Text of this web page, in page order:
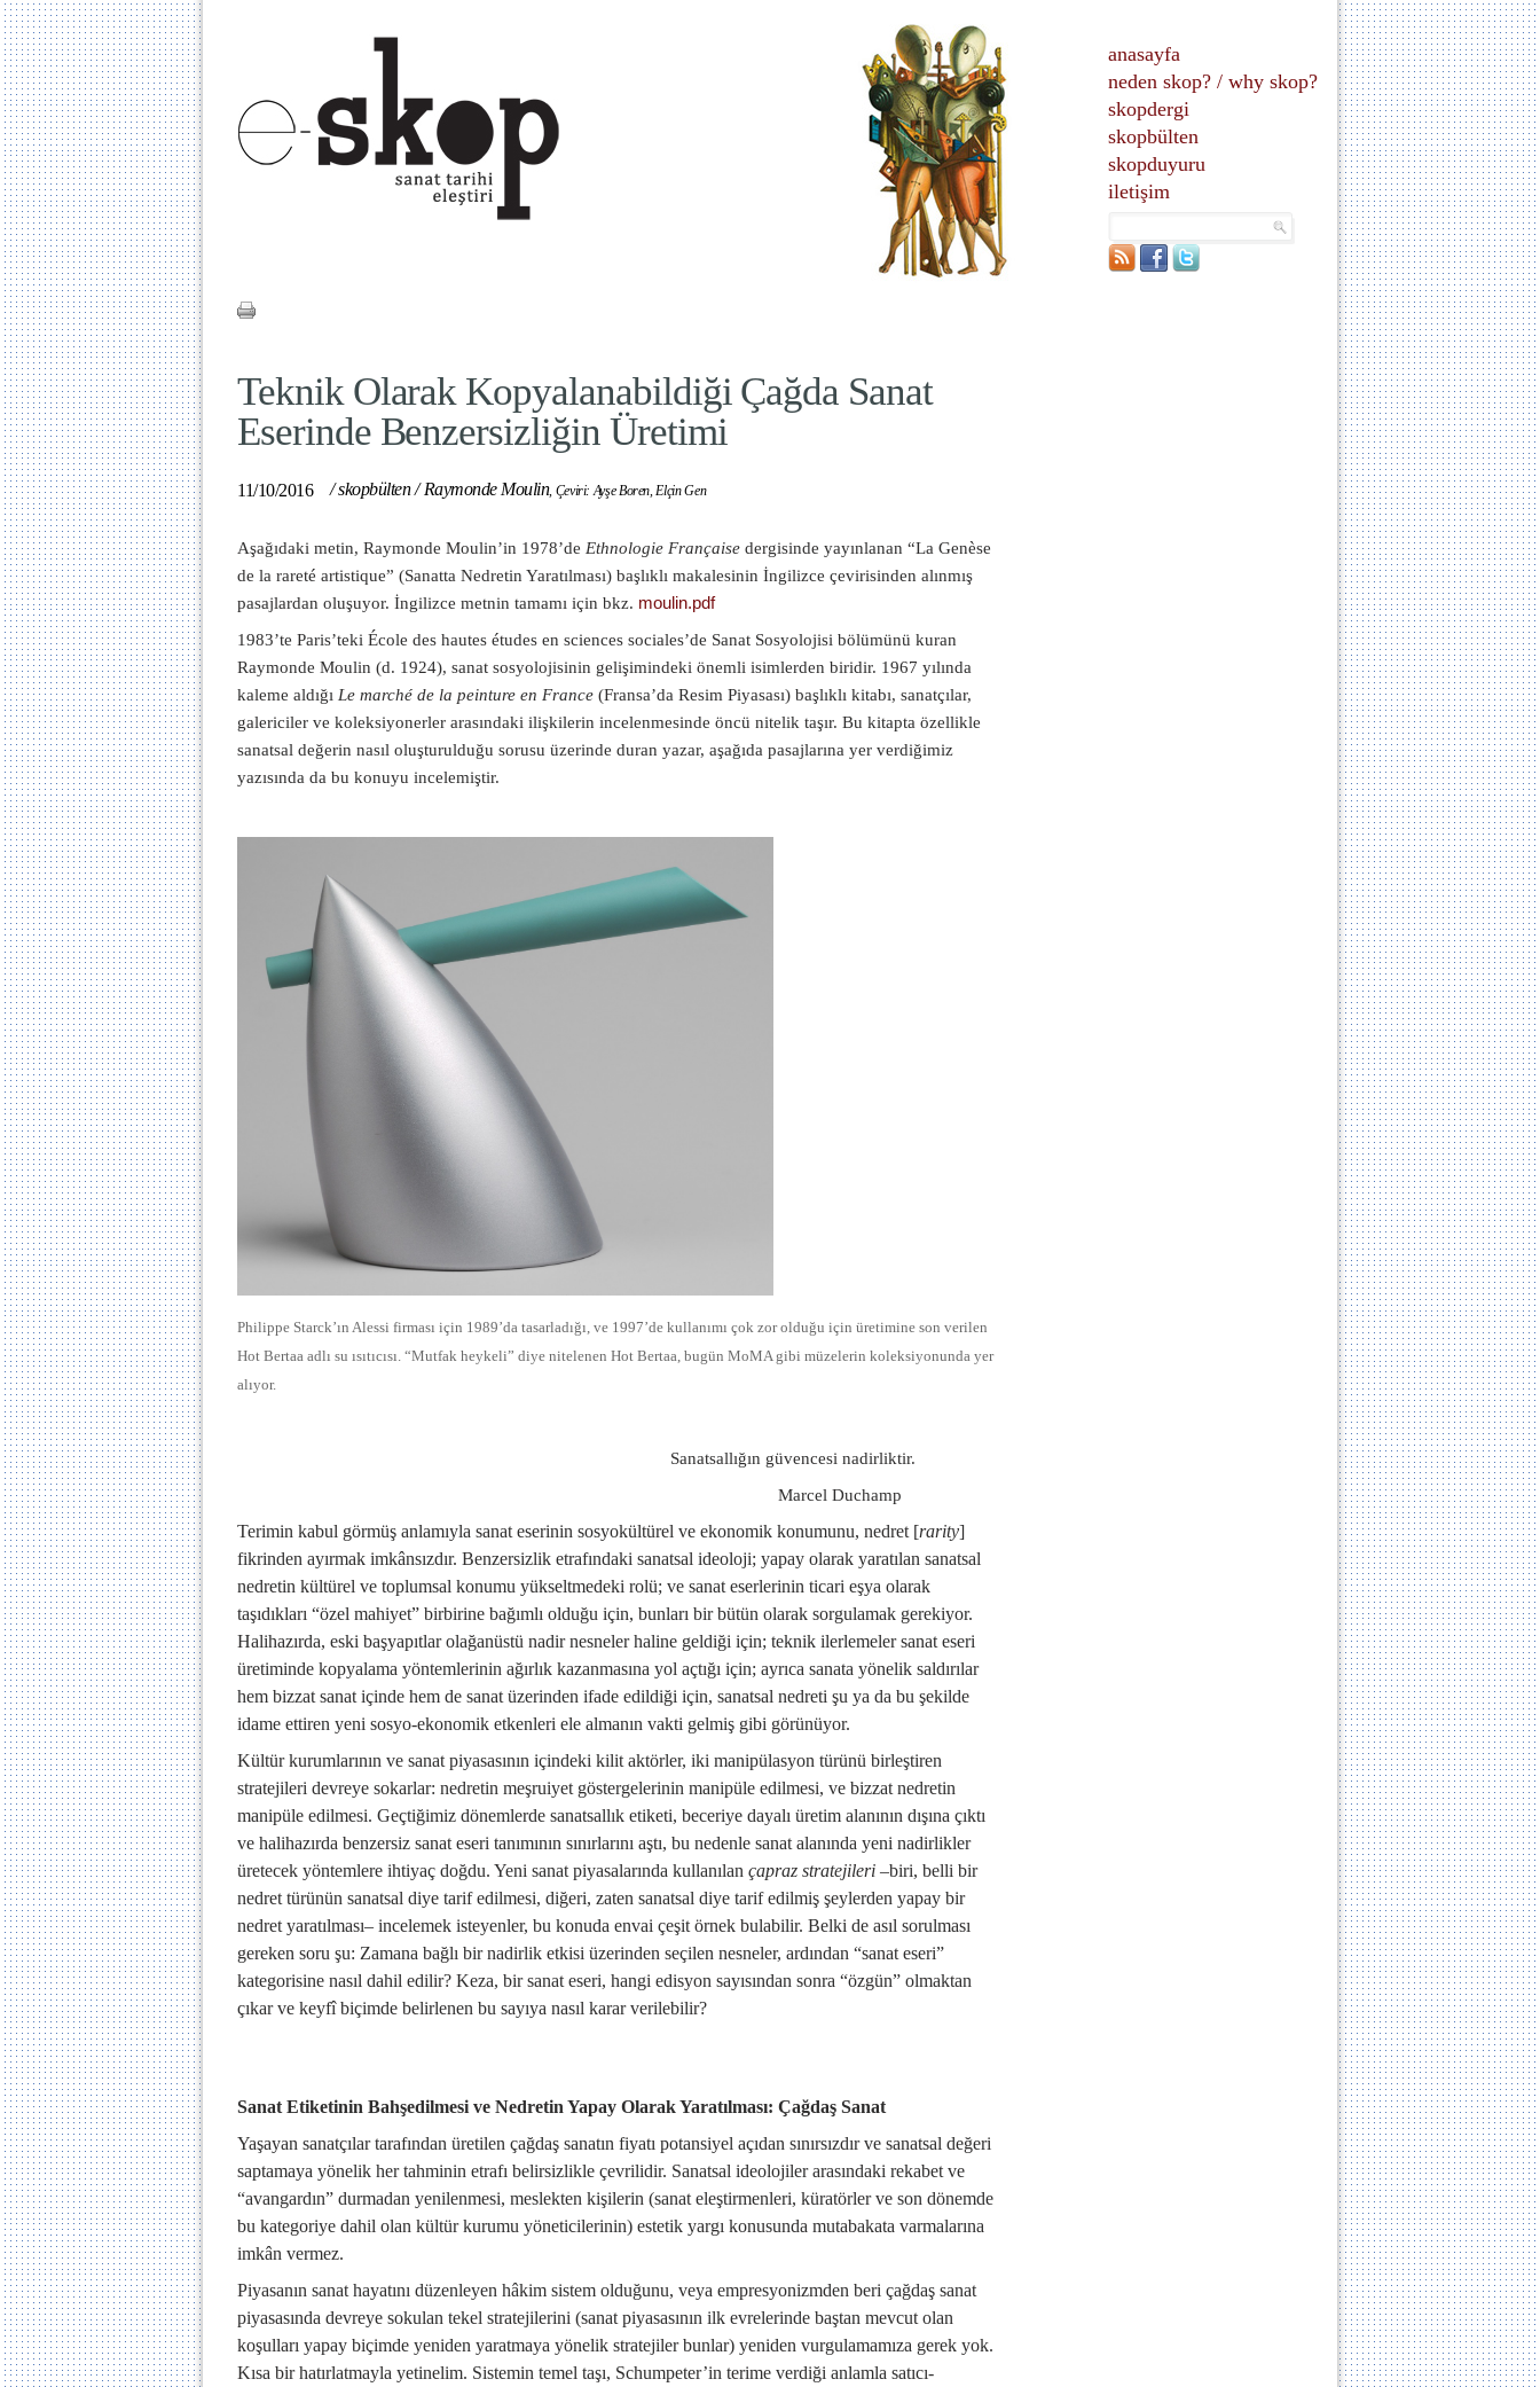
anasayfa
neden skop? / why skop?
skopdergi
skopbülten
skopduyuru
iletişim
Teknik Olarak Kopyalanabildiği Çağda Sanat
Eserinde Benzersizliğin Üretimi
11/10/2016 /skopbülten /Raymonde Moulin, Çeviri: Ayşe Boren, Elçin Gen
Aşağıdaki metin, Raymonde Moulin’in 1978’de Ethnologie Française dergisinde yayınlanan “La Genèse
de la rareté artistique” (Sanatta Nedretin Yaratılması) başlıklı makalesinin İngilizce çevirisinden alınmış
pasajlardan oluşuyor. İngilizce metnin tamamı için bkz. moulin.pdf
1983’te Paris’teki École des hautes études en sciences sociales’de Sanat Sosyolojisi bölümünü kuran
Raymonde Moulin (d. 1924), sanat sosyolojisinin gelişimindeki önemli isimlerden biridir. 1967 yılında
kaleme aldığı Le marché de la peinture en France (Fransa’da Resim Piyasası) başlıklı kitabı, sanatçılar,
galericiler ve koleksiyonerler arasındaki ilişkilerin incelenmesinde öncü nitelik taşır. Bu kitapta özellikle
sanatsal değerin nasıl oluşturulduğu sorusu üzerinde duran yazar, aşağıda pasajlarına yer verdiğimiz
yazısında da bu konuyu incelemiştir.
Philippe Starck’ın Alessi firması için 1989’da tasarladığı, ve 1997’de kullanımı çok zor olduğu için üretimine son verilen
Hot Bertaa adlı su ısıtıcısı. “Mutfak heykeli” diye nitelenen Hot Bertaa, bugün MoMA gibi müzelerin koleksiyonunda yer
alıyor.
Sanatsallığın güvencesi nadirliktir.
Marcel Duchamp
Terimin kabul görmüş anlamıyla sanat eserinin sosyokültürel ve ekonomik konumunu, nedret [rarity]
fikrinden ayırmak imkânsızdır. Benzersizlik etrafındaki sanatsal ideoloji; yapay olarak yaratılan sanatsal
nedretin kültürel ve toplumsal konumu yükseltmedeki rolü; ve sanat eserlerinin ticari eşya olarak
taşıdıkları “özel mahiyet” birbirine bağımlı olduğu için, bunları bir bütün olarak sorgulamak gerekiyor.
Halihazırda, eski başyapıtlar olağanüstü nadir nesneler haline geldiği için; teknik ilerlemeler sanat eseri
üretiminde kopyalama yöntemlerinin ağırlık kazanmasına yol açtığı için; ayrıca sanata yönelik saldırılar
hem bizzat sanat içinde hem de sanat üzerinden ifade edildiği için, sanatsal nedreti şu ya da bu şekilde
idame ettiren yeni sosyo-ekonomik etkenleri ele almanın vakti gelmiş gibi görünüyor.
Kültür kurumlarının ve sanat piyasasının içindeki kilit aktörler, iki manipülasyon türünü birleştiren
stratejileri devreye sokarlar: nedretin meşruiyet göstergelerinin manipüle edilmesi, ve bizzat nedretin
manipüle edilmesi. Geçtiğimiz dönemlerde sanatsallık etiketi, beceriye dayalı üretim alanının dışına çıktı
ve halihazırda benzersiz sanat eseri tanımının sınırlarını aştı, bu nedenle sanat alanında yeni nadirlikler
üretecek yöntemlere ihtiyaç doğdu. Yeni sanat piyasalarında kullanılan çapraz stratejileri –biri, belli bir
nedret türünün sanatsal diye tarif edilmesi, diğeri, zaten sanatsal diye tarif edilmiş şeylerden yapay bir
nedret yaratılması– incelemek isteyenler, bu konuda envai çeşit örnek bulabilir. Belki de asıl sorulması
gereken soru şu: Zamana bağlı bir nadirlik etkisi üzerinden seçilen nesneler, ardından “sanat eseri”
kategorisine nasıl dahil edilir? Keza, bir sanat eseri, hangi edisyon sayısından sonra “özgün” olmaktan
çıkar ve keyfî biçimde belirlenen bu sayıya nasıl karar verilebilir?
Sanat Etiketinin Bahşedilmesi ve Nedretin Yapay Olarak Yaratılması: Çağdaş Sanat
Yaşayan sanatçılar tarafından üretilen çağdaş sanatın fiyatı potansiyel açıdan sınırsızdır ve sanatsal değeri
saptamaya yönelik her tahminin etrafı belirsizlikle çevrilidir. Sanatsal ideolojiler arasındaki rekabet ve
“avangardın” durmadan yenilenmesi, meslekten kişilerin (sanat eleştirmenleri, küratörler ve son dönemde
bu kategoriye dahil olan kültür kurumu yöneticilerinin) estetik yargı konusunda mutabakata varmalarına
imkân vermez.
Piyasanın sanat hayatını düzenleyen hâkim sistem olduğunu, veya empresyonizmden beri çağdaş sanat
piyasasında devreye sokulan tekel stratejilerini (sanat piyasasının ilk evrelerinde baştan mevcut olan
koşulları yapay biçimde yeniden yaratmaya yönelik stratejiler bunlar) yeniden vurgulamamıza gerek yok.
Kısa bir hatırlatmayla yetinelim. Sistemin temel taşı, Schumpeter’in terime verdiği anlamla satıcı-